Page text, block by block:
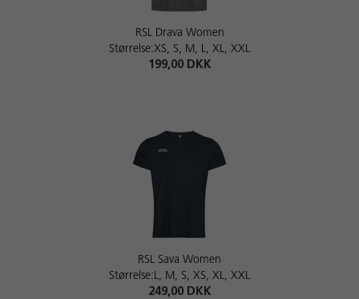
RSL Drava Women
Størrelse:XS, S, M, L, XL, XXL
199,00 DKK
RSL Sava Women
Størrelse:L, M, S, XS, XL, XXL
249,00 DKK